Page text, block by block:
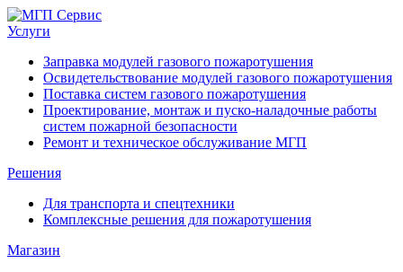
Услуги
Заправка модулей газового пожаротушения
Освидетельствование модулей газового пожаротушения
Поставка систем газового пожаротушения
Проектирование, монтаж и пуско-наладочные работы
систем пожарной безопасности
Ремонт и техническое обслуживание МГП
Решения
Для транспорта и спецтехники
Комплексные решения для пожаротушения
Магазин